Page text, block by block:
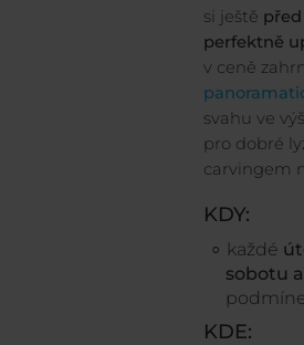
si ještě
perfektně
v ceně
svahu ve
pro dobré
carvingem
KDY:
každé
sobotu
KDE: